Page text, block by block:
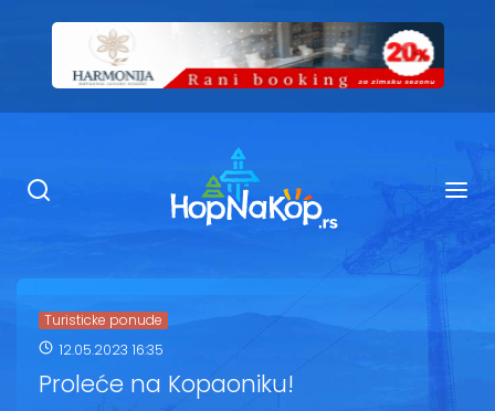
Ugostiteljstvo
Kop Info
Turisticke ponude
12.05.2023 16:35
Proleće na Kopaoniku!